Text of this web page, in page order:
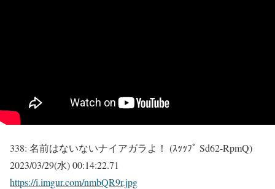
338: 名前はないないナイアガラよ！ (ｽｯｯﾌﾟ Sd62-RpmQ)
2023/03/29(水) 00:14:22.71
https://i.imgur.com/nmbQR9r.jpg